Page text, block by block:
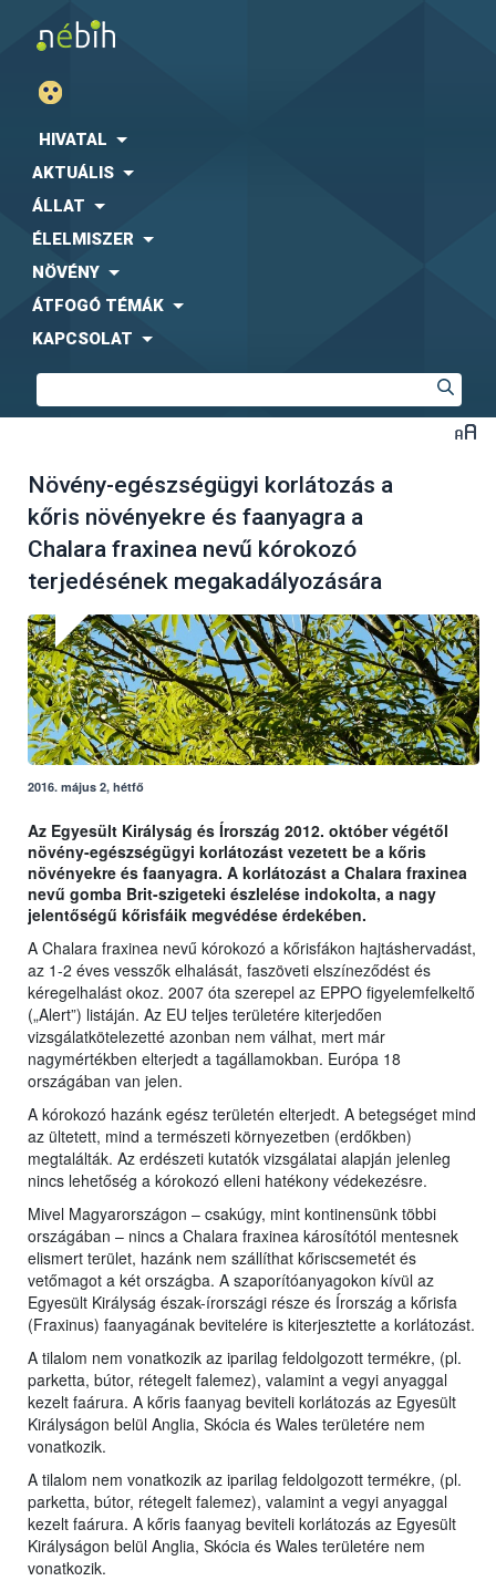
HIVATAL
AKTUÁLIS
ÁLLAT
ÉLELMISZER
NÖVÉNY
ÁTFOGÓ TÉMÁK
KAPCSOLAT
Növény-egészségügyi korlátozás a
kőris növényekre és faanyagra a
Chalara fraxinea nevű kórokozó
terjedésének megakadályozására
2016. május 2, hétfő
Az Egyesült Királyság és Írország 2012. október végétől
növény-egészségügyi korlátozást vezetett be a kőris
növényekre és faanyagra. A korlátozást a Chalara fraxinea
nevű gomba Brit-szigeteki észlelése indokolta, a nagy
jelentőségű kőrisfáik megvédése érdekében.
A Chalara fraxinea nevű kórokozó a kőrisfákon hajtáshervadást,
az 1-2 éves vesszők elhalását, faszöveti elszíneződést és
kéregelhalást okoz. 2007 óta szerepel az EPPO figyelemfelkeltő
(„Alert”) listáján. Az EU teljes területére kiterjedően
vizsgálatkötelezetté azonban nem válhat, mert már
nagymértékben elterjedt a tagállamokban. Európa 18
országában van jelen.
A kórokozó hazánk egész területén elterjedt. A betegséget mind
az ültetett, mind a természeti környezetben (erdőkben)
megtalálták. Az erdészeti kutatók vizsgálatai alapján jelenleg
nincs lehetőség a kórokozó elleni hatékony védekezésre.
Mivel Magyarországon – csakúgy, mint kontinensünk többi
országában – nincs a Chalara fraxinea károsítótól mentesnek
elismert terület, hazánk nem szállíthat kőriscsemetét és
vetőmagot a két országba. A szaporítóanyagokon kívül az
Egyesült Királyság észak-írországi része és Írország a kőrisfa
(Fraxinus) faanyagának bevitelére is kiterjesztette a korlátozást.
A tilalom nem vonatkozik az iparilag feldolgozott termékre, (pl.
parketta, bútor, rétegelt falemez), valamint a vegyi anyaggal
kezelt faárura. A kőris faanyag beviteli korlátozás az Egyesült
Királyságon belül Anglia, Skócia és Wales területére nem
vonatkozik.
A tilalom nem vonatkozik az iparilag feldolgozott termékre, (pl.
parketta, bútor, rétegelt falemez), valamint a vegyi anyaggal
kezelt faárura. A kőris faanyag beviteli korlátozás az Egyesült
Királyságon belül Anglia, Skócia és Wales területére nem
vonatkozik.